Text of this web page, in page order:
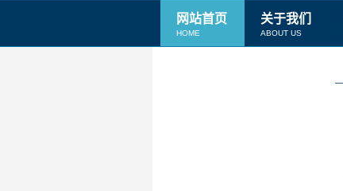
网站首页
HOME
关于我们
ABOUT US